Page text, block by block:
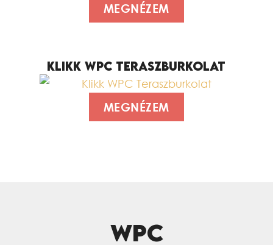
MEGNÉZEM
KLIKK WPC TERASZBURKOLAT
MEGNÉZEM
WPC